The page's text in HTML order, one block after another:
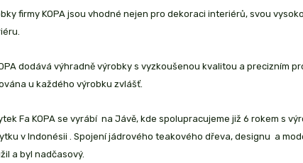
firmy KOPA jsou vhodné nejen pro dekoraci interiérů, svou
dodává výhradně výrobky s vyzkoušenou kvalitou a precizním
u každého výrobku zvlášť.
Fa KOPA se vyrábí na Jávě, kde spolupracujeme již 6 rokem s
v Indonésii . Spojení jádrového teakového dřeva, designu a
a byl nadčasový.